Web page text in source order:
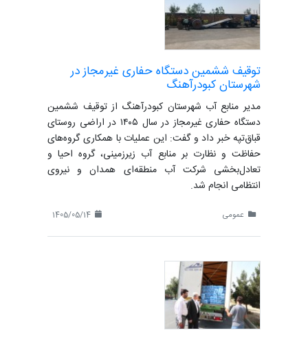
توقیف ششمین دستگاه حفاری غیرمجاز در
شهرستان کبودرآهنگ
مدیر منابع آب شهرستان کبودرآهنگ از توقیف ششمین
دستگاه حفاری غیرمجاز در سال ۱۴۰۵ در اراضی روستای
قباق‌تپه خبر داد و گفت: این عملیات با همکاری گروه‌های
حفاظت و نظارت بر منابع آب زیرزمینی، گروه احیا و
تعادل‌بخشی شرکت آب منطقه‌ای همدان و نیروی
انتظامی انجام شد.
عمومی